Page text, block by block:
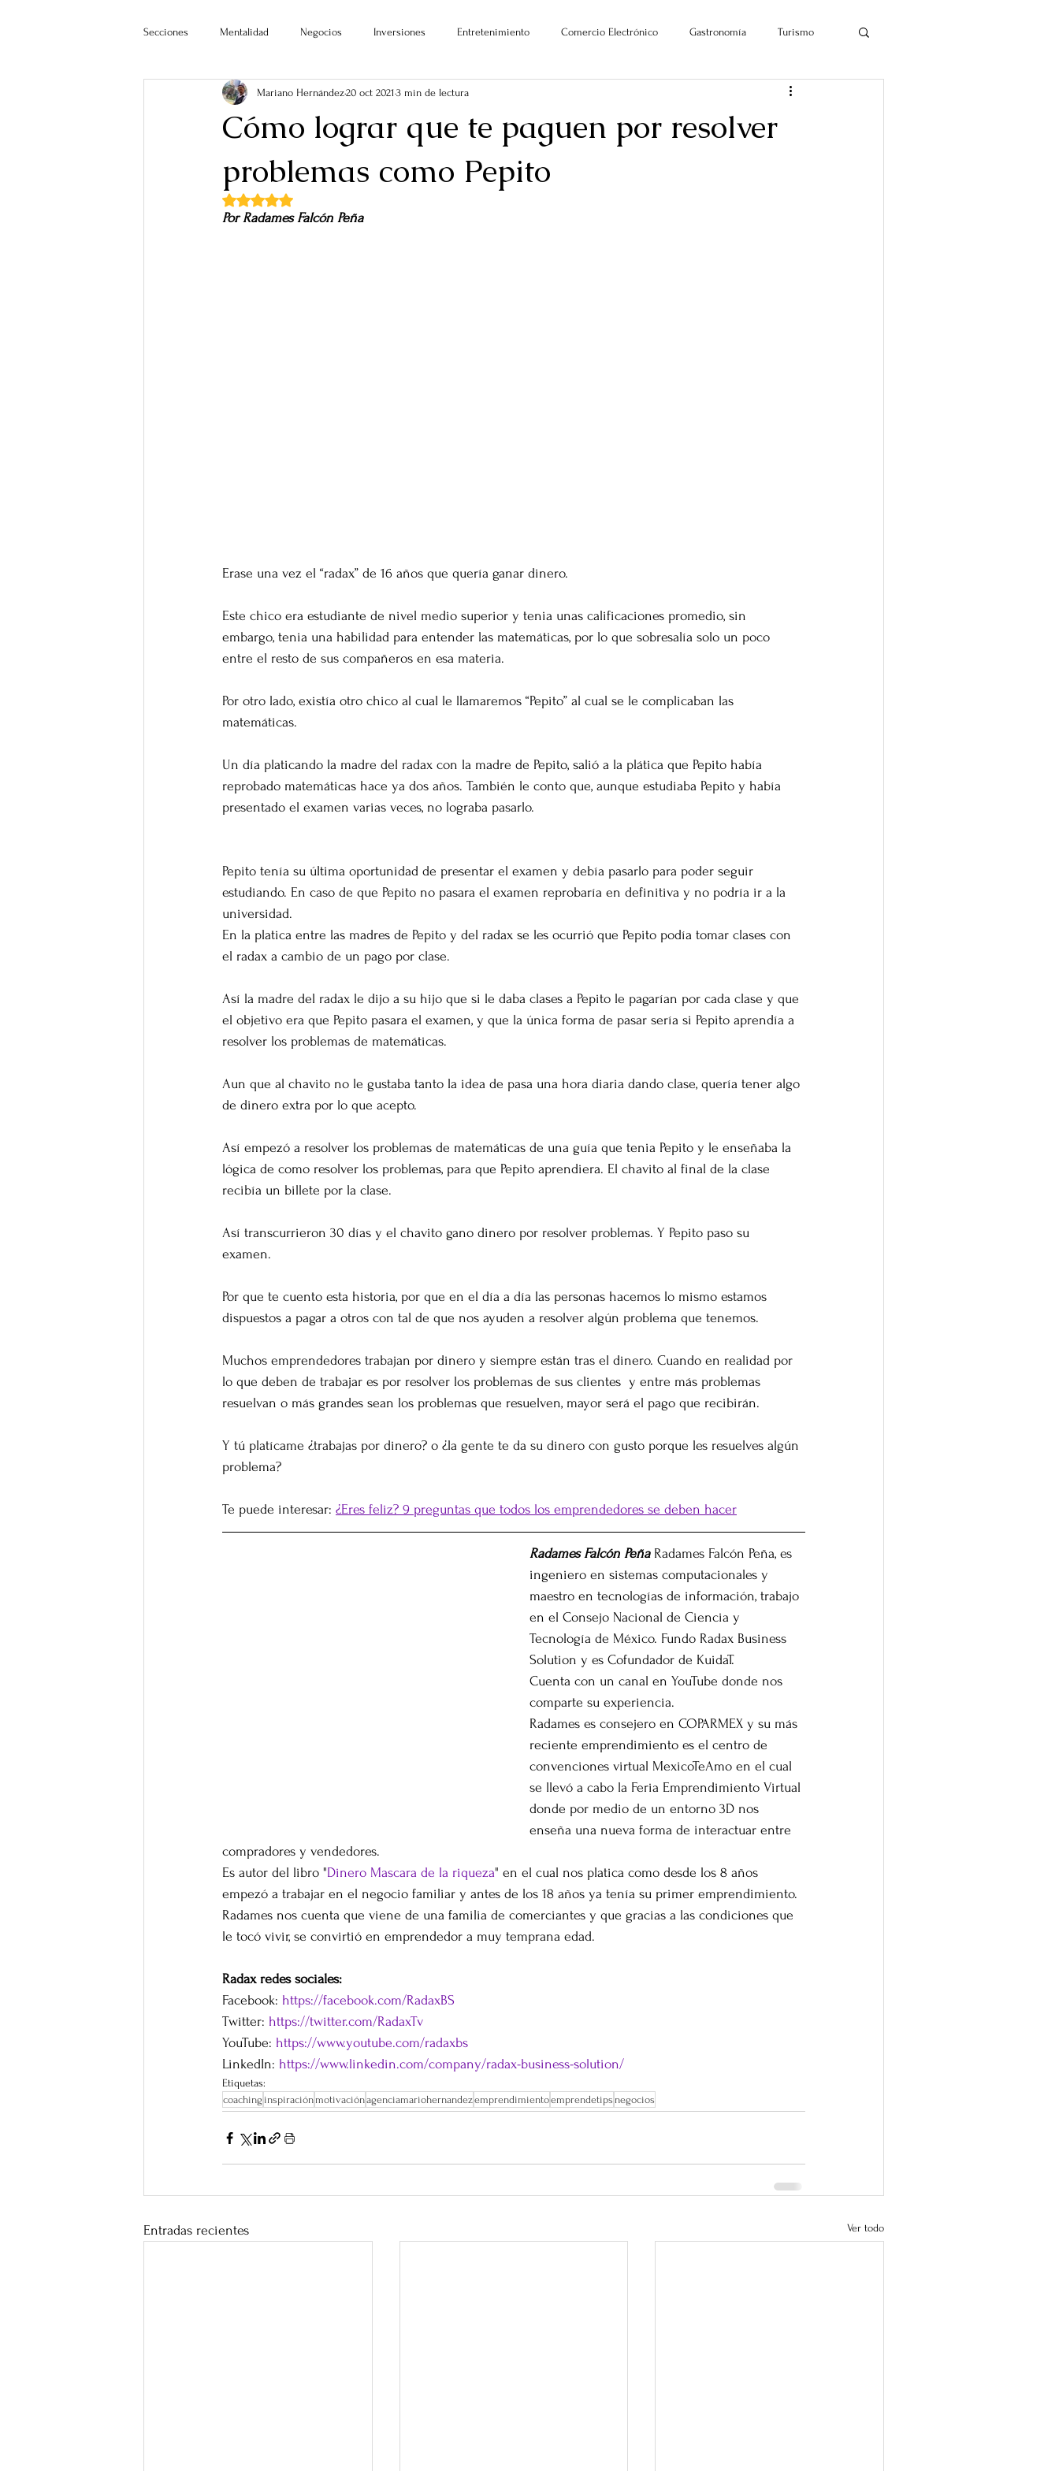
Secciones Mentalidad Negocios Inversiones Entretenimiento Comercio Electrónico Gastronomía Turismo
Cómo lograr que te paguen por resolver
problemas como Pepito
Mariano Hernández20 oct 2021 3 min de lectura
Obtuvo NaN de 5 estrellas.
Por Radames Falcón Peña
Erase una vez el “radax” de 16 años que quería ganar dinero.
Este chico era estudiante de nivel medio superior y tenia unas calificaciones promedio, sin
embargo, tenia una habilidad para entender las matemáticas, por lo que sobresalía solo un poco
entre el resto de sus compañeros en esa materia.
Por otro lado, existía otro chico al cual le llamaremos “Pepito” al cual se le complicaban las
matemáticas.
Un día platicando la madre del radax con la madre de Pepito, salió a la plática que Pepito había
reprobado matemáticas hace ya dos años. También le conto que, aunque estudiaba Pepito y había
presentado el examen varias veces, no lograba pasarlo.
Pepito tenía su última oportunidad de presentar el examen y debía pasarlo para poder seguir
estudiando. En caso de que Pepito no pasara el examen reprobaría en definitiva y no podría ir a la
universidad.
En la platica entre las madres de Pepito y del radax se les ocurrió que Pepito podía tomar clases con
el radax a cambio de un pago por clase.
Así la madre del radax le dijo a su hijo que si le daba clases a Pepito le pagarían por cada clase y que
el objetivo era que Pepito pasara el examen, y que la única forma de pasar sería si Pepito aprendía a
resolver los problemas de matemáticas.
Aun que al chavito no le gustaba tanto la idea de pasa una hora diaria dando clase, quería tener algo
de dinero extra por lo que acepto.
Así empezó a resolver los problemas de matemáticas de una guía que tenia Pepito y le enseñaba la
lógica de como resolver los problemas, para que Pepito aprendiera. El chavito al final de la clase
recibía un billete por la clase.
Así transcurrieron 30 días y el chavito gano dinero por resolver problemas. Y Pepito paso su
examen.
Por que te cuento esta historia, por que en el día a día las personas hacemos lo mismo estamos
dispuestos a pagar a otros con tal de que nos ayuden a resolver algún problema que tenemos.
Muchos emprendedores trabajan por dinero y siempre están tras el dinero. Cuando en realidad por
lo que deben de trabajar es por resolver los problemas de sus clientes  y entre más problemas
resuelvan o más grandes sean los problemas que resuelven, mayor será el pago que recibirán.
Y tú platícame ¿trabajas por dinero? o ¿la gente te da su dinero con gusto porque les resuelves algún
problema?
Te puede interesar: ¿Eres feliz? 9 preguntas que todos los emprendedores se deben hacer
Radames Falcón Peña Radames Falcón Peña, es
ingeniero en sistemas computacionales y
maestro en tecnologías de información, trabajo
en el Consejo Nacional de Ciencia y
Tecnología de México. Fundo Radax Business
Solution y es Cofundador de KuidaT.
Cuenta con un canal en YouTube donde nos
comparte su experiencia.
Radames es consejero en COPARMEX y su más
reciente emprendimiento es el centro de
convenciones virtual MexicoTeAmo en el cual
se llevó a cabo la Feria Emprendimiento Virtual
donde por medio de un entorno 3D nos
enseña una nueva forma de interactuar entre
compradores y vendedores.
Es autor del libro "Dinero Mascara de la riqueza" en el cual nos platica como desde los 8 años
empezó a trabajar en el negocio familiar y antes de los 18 años ya tenía su primer emprendimiento.
Radames nos cuenta que viene de una familia de comerciantes y que gracias a las condiciones que
le tocó vivir, se convirtió en emprendedor a muy temprana edad.
Radax redes sociales:
Facebook: https://facebook.com/RadaxBS
Twitter: https://twitter.com/RadaxTv
YouTube: https://www.youtube.com/radaxbs
LinkedIn: https://www.linkedin.com/company/radax-business-solution/
Etiquetas:
coaching inspiración motivaciónagenciamariohernandezemprendimientoemprendetips negocios
Entradas recientes Ver todo